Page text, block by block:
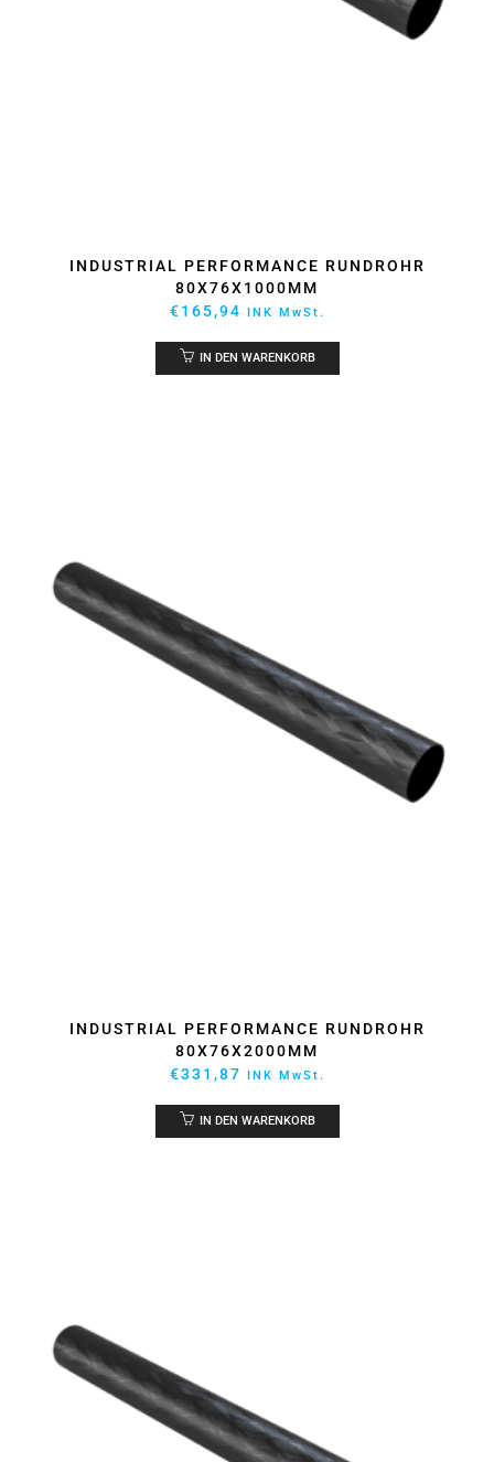
INDUSTRIAL PERFORMANCE RUNDROHR
80X76X1000MM
€165,94 INK MwSt.
IN DEN WARENKORB
INDUSTRIAL PERFORMANCE RUNDROHR
80X76X2000MM
€331,87 INK MwSt.
IN DEN WARENKORB